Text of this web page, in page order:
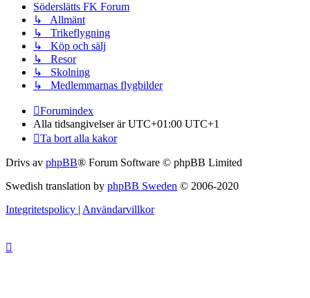
Söderslätts FK Forum
↳ Allmänt
↳ Trikeflygning
↳ Köp och sälj
↳ Resor
↳ Skolning
↳ Medlemmarnas flygbilder
Forumindex
Alla tidsangivelser är UTC+01:00 UTC+1
Ta bort alla kakor
Drivs av phpBB® Forum Software © phpBB Limited
Swedish translation by phpBB Sweden © 2006-2020
Integritetspolicy | Användarvillkor